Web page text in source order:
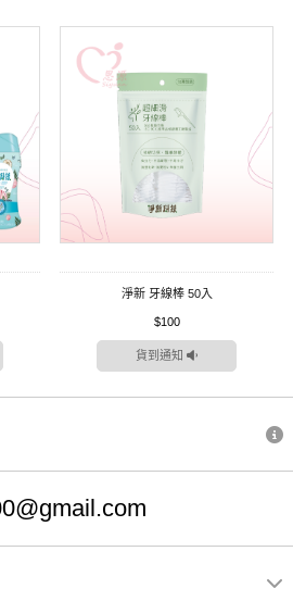
淨新 牙線棒 50入
$100
貨到通知